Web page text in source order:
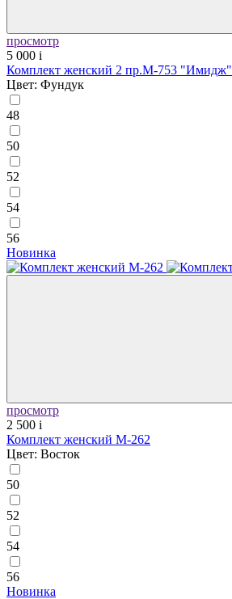
просмотр
5 000 i
Комплект женский 2 пр.М-753 "Имидж"
Цвет: Фундук
48
50
52
54
56
Новинка
просмотр
2 500 i
Комплект женский М-262
Цвет: Восток
50
52
54
56
Новинка